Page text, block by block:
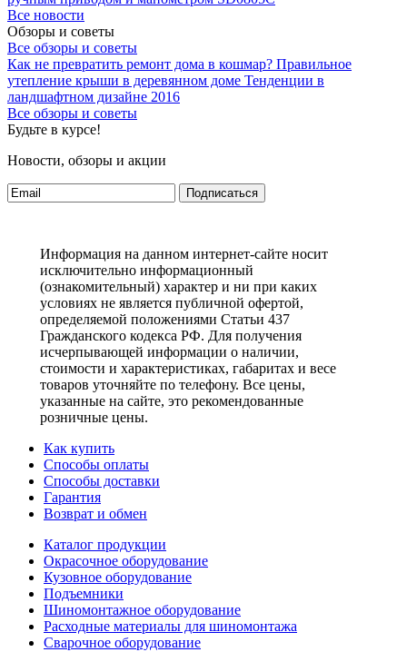
Все новости
Обзоры и советы
Все обзоры и советы
Как не превратить ремонт дома в кошмар? Правильное
утепление крыши в деревянном доме Тенденции в
ландшафтном дизайне 2016
Все обзоры и советы
Будьте в курсе!
Новости, обзоры и акции
Подписаться
Информация на данном интернет-сайте носит
исключительно информационный
(ознакомительный) характер и ни при каких
условиях не является публичной офертой,
определяемой положениями Статьи 437
Гражданского кодекса РФ. Для получения
исчерпывающей информации о наличии,
стоимости и характеристиках, габаритах и весе
товаров уточняйте по телефону. Все цены,
указанные на сайте, это рекомендованные
розничные цены.
Как купить
Способы оплаты
Способы доставки
Гарантия
Возврат и обмен
Каталог продукции
Окрасочное оборудование
Кузовное оборудование
Подъемники
Шиномонтажное оборудование
Расходные материалы для шиномонтажа
Сварочное оборудование